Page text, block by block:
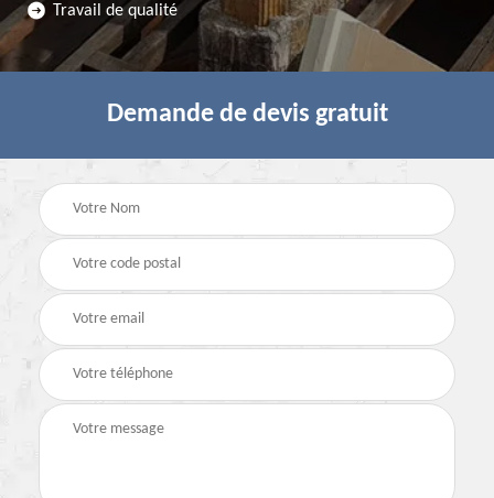
Travail de qualité
Demande de devis gratuit